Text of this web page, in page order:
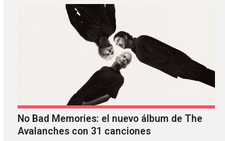
No Bad Memories: el nuevo álbum de The
Avalanches con 31 canciones